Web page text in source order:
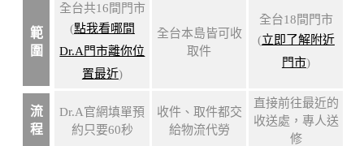
範
圍
全台共16間門市
(點我看哪間
Dr.A門市離你位
置最近)
全台本島皆可收
取件
全台18間門市
(立即了解附近
門市)
流
程
Dr.A官網填單預
約只要60秒
收件、取件都交
給物流代勞
直接前往最近的
收送處，專人送
修